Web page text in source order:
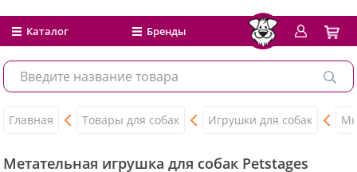
Каталог Бренды
Главная Товары для собак Игрушки для собак
Метательная игрушка для собак Petstages